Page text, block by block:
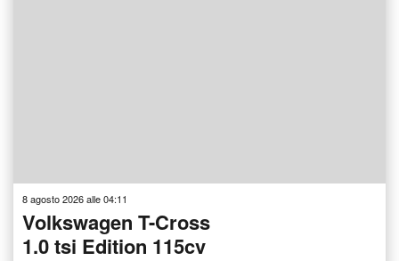
8 agosto 2026 alle 04:11
Volkswagen T-Cross
1.0 tsi Edition 115cv